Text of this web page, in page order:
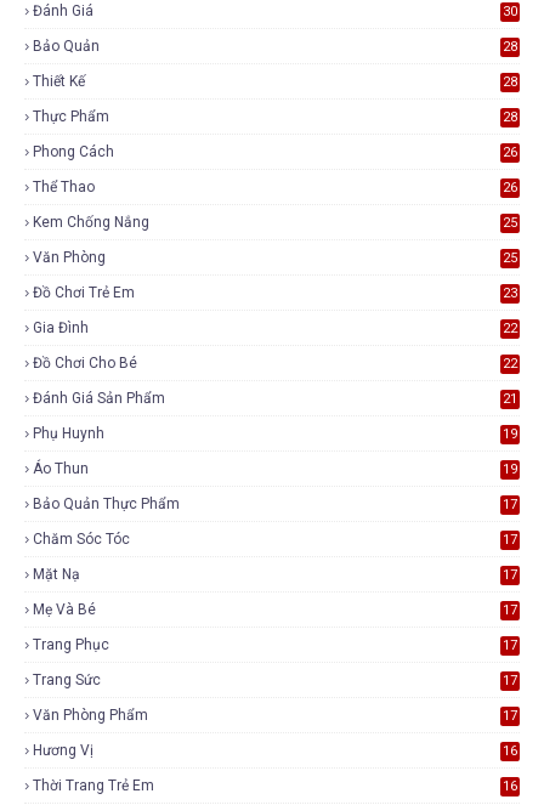
Đánh Giá 30
Bảo Quản 28
Thiết Kế 28
Thực Phẩm 28
Phong Cách 26
Thể Thao 26
Kem Chống Nắng 25
Văn Phòng 25
Đồ Chơi Trẻ Em 23
Gia Đình 22
Đồ Chơi Cho Bé 22
Đánh Giá Sản Phẩm 21
Phụ Huynh 19
Áo Thun 19
Bảo Quản Thực Phẩm 17
Chăm Sóc Tóc 17
Mặt Nạ 17
Mẹ Và Bé 17
Trang Phục 17
Trang Sức 17
Văn Phòng Phẩm 17
Hương Vị 16
Thời Trang Trẻ Em 16